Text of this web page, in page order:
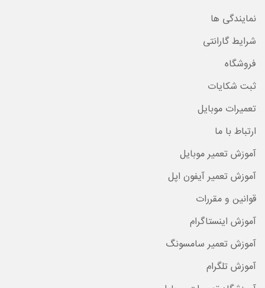
نمایندگی ها
شرایط گارانتی
فروشگاه
ثبت شکایات
تعمیرات موبایل
ارتباط با ما
آموزش تعمیر موبایل
آموزش تعمیر آیفون اپل
قوانین و مقررات
آموزش اینستاگرام
آموزش تعمیر سامسونگ
آموزش تلگرام